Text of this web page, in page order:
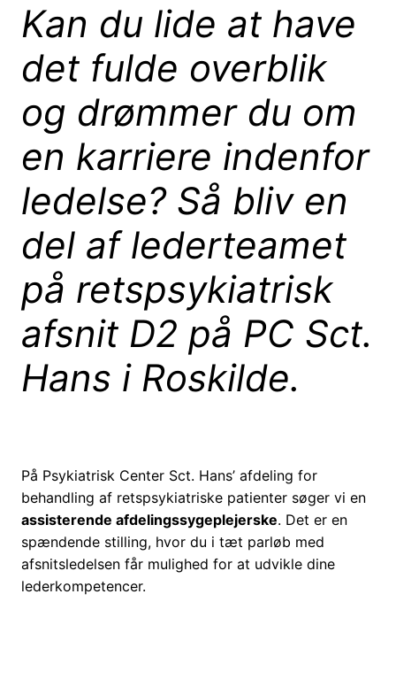
Kan du lide at have
det fulde overblik
og drømmer du om
en karriere indenfor
ledelse? Så bliv en
del af lederteamet
på retspsykiatrisk
afsnit D2 på PC Sct.
Hans i Roskilde.
På Psykiatrisk Center Sct. Hans’ afdeling for
behandling af retspsykiatriske patienter søger vi en
assisterende afdelingssygeplejerske. Det er en
spændende stilling, hvor du i tæt parløb med
afsnitsledelsen får mulighed for at udvikle dine
lederkompetencer.